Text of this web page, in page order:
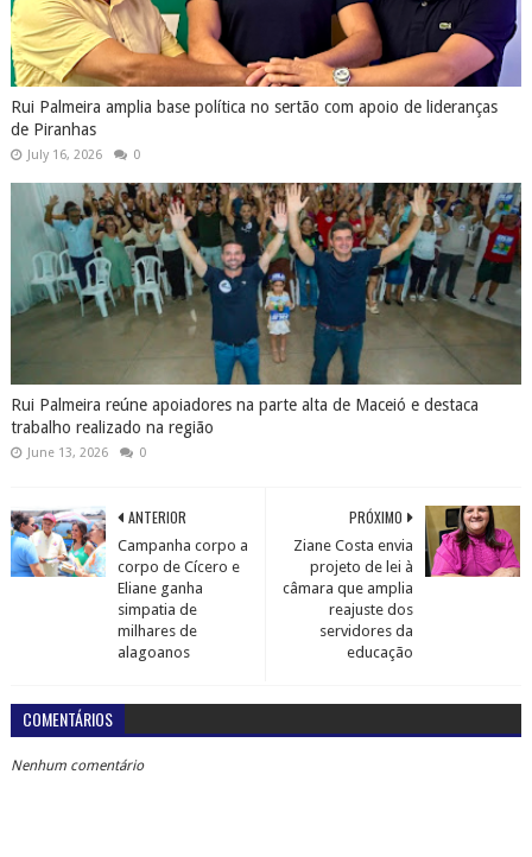
Rui Palmeira amplia base política no sertão com apoio de lideranças
de Piranhas
July 16, 2026 0
Rui Palmeira reúne apoiadores na parte alta de Maceió e destaca
trabalho realizado na região
June 13, 2026 0
PRÓXIMO
Ziane Costa envia
projeto de lei à
câmara que amplia
reajuste dos
servidores da
educação
ANTERIOR
Campanha corpo a
corpo de Cícero e
Eliane ganha
simpatia de
milhares de
alagoanos
COMENTÁRIOS
Nenhum comentário